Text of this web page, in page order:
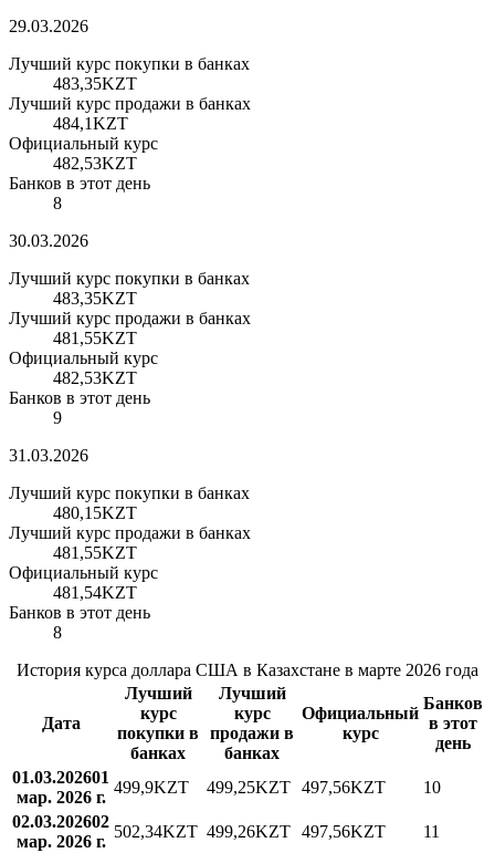
29.03.2026
Лучший курс покупки в банках
483,35KZT
Лучший курс продажи в банках
484,1KZT
Официальный курс
482,53KZT
Банков в этот день
8
30.03.2026
Лучший курс покупки в банках
483,35KZT
Лучший курс продажи в банках
481,55KZT
Официальный курс
482,53KZT
Банков в этот день
9
31.03.2026
Лучший курс покупки в банках
480,15KZT
Лучший курс продажи в банках
481,55KZT
Официальный курс
481,54KZT
Банков в этот день
8
История курса доллара США в Казахстане в марте 2026 года
Дата
Лучший
курс
покупки в
банках
Лучший
курс
продажи в
банках
Официальный
курс
Банков
в этот
день
01.03.202601
мар. 2026 г.
499,9KZT 499,25KZT 497,56KZT
10
02.03.202602
мар. 2026 г.
502,34KZT 499,26KZT 497,56KZT
11